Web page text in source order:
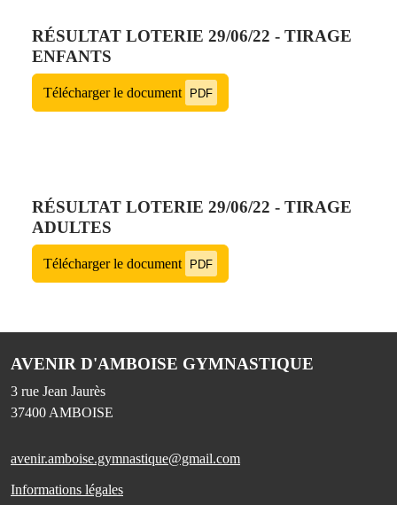
RÉSULTAT LOTERIE 29/06/22 - TIRAGE
ENFANTS
Télécharger le document PDF
RÉSULTAT LOTERIE 29/06/22 - TIRAGE
ADULTES
Télécharger le document PDF
AVENIR D'AMBOISE GYMNASTIQUE
3 rue Jean Jaurès
37400 AMBOISE
avenir.amboise.gymnastique@gmail.com
Informations légales